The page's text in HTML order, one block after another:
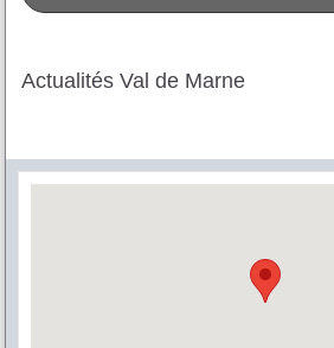
Actualités Val de Marne